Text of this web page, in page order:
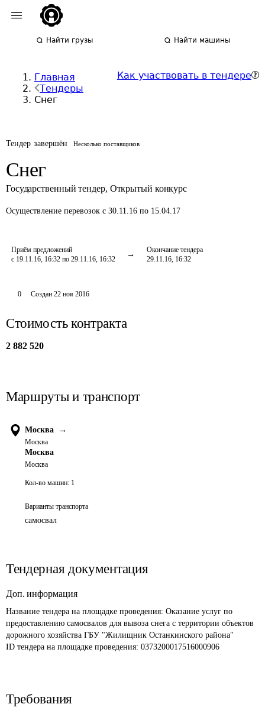
Найти грузы Найти машины
Главная
Тендеры
Снег
Как участвовать в тендере
Тендер завершён Несколько поставщиков
Снег
Государственный тендер, Открытый конкурс
Осуществление перевозок с 30.11.16 по 15.04.17
Приём предложений
с 19.11.16, 16:32 по 29.11.16, 16:32
Окончание тендера
29.11.16, 16:32
0 Создан 22 ноя 2016
Стоимость контракта
2 882 520
Маршруты и транспорт
Москва →
Москва
Москва
Москва
Кол-во машин: 1
Варианты транспорта
самосвал
Тендерная документация
Доп. информация
Название тендера на площадке проведения: Оказание услуг по
предоставлению самосвалов для вывоза снега с территории объектов
дорожного хозяйства ГБУ "Жилищник Останкинского района"
ID тендера на площадке проведения: 0373200017516000906
Требования